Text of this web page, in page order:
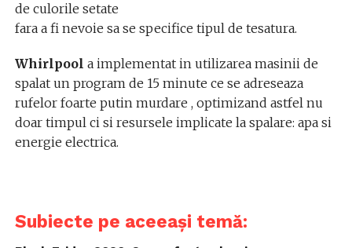
de culorile setate
fara a fi nevoie sa se specifice tipul de tesatura.
Whirlpool a implementat in utilizarea masinii de
spalat un program de 15 minute ce se adreseaza
rufelor foarte putin murdare , optimizand astfel nu
doar timpul ci si resursele implicate la spalare: apa si
energie electrica.
Subiecte pe aceeași temă: